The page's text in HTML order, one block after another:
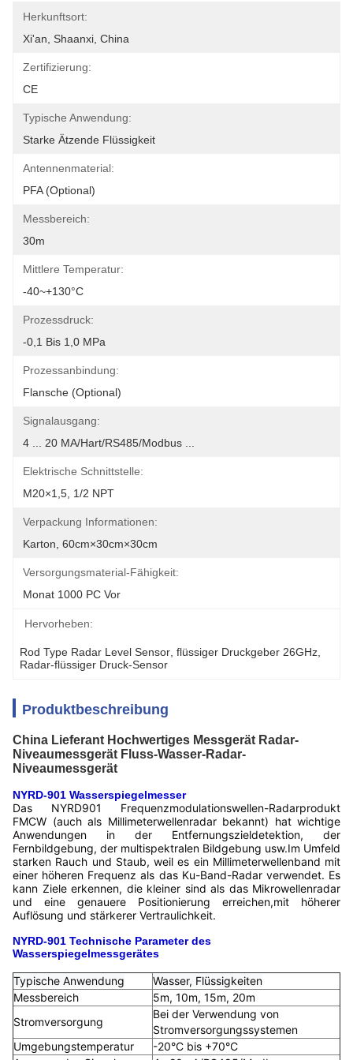
Herkunftsort:
Xi'an, Shaanxi, China
Zertifizierung:
CE
Typische Anwendung:
Starke Ätzende Flüssigkeit
Antennenmaterial:
PFA (optional)
Messbereich:
30m
Mittlere Temperatur:
-40~+130°C
Prozessdruck:
-0,1 Bis 1,0 MPa
Prozessanbindung:
Flansche (optional)
Signalausgang:
4 ... 20 MA/Hart/RS485/Modbus ...
Elektrische Schnittstelle:
M20×1,5, 1/2 NPT
Verpackung Informationen:
Karton, 60cm×30cm×30cm
Versorgungsmaterial-Fähigkeit:
Monat 1000 PC Vor
Hervorheben:
Rod Type Radar Level Sensor flüssiger Druckgeber 26GHz
Radar-flüssiger Druck-Sensor
Produktbeschreibung
China Lieferant Hochwertiges Messgerät Radar-
Niveaumessgerät Fluss-Wasser-Radar-
Niveaumessgerät
NYRD-901 Wasserspiegelmesser
Das NYRD901 Frequenzmodulationswellen-Radarprodukt
FMCW (auch als Millimeterwellenradar bekannt) hat wichtige
Anwendungen in der Entfernungszieldetektion, der
Fernbildgebung, der multispektralen Bildgebung usw.Im Umfeld
starken Rauch und Staub, weil es ein Millimeterwellenband mit
einer höheren Frequenz als das Ku-Band-Radar verwendet. Es
kann Ziele erkennen, die kleiner sind als das Mikrowellenradar
und eine genauere Positionierung erreichen,mit höherer
Auflösung und stärkerer Vertraulichkeit.
NYRD-901 Technische Parameter des
Wasserspiegelmessgerätes
Typische Anwendung
Wasser, Flüssigkeiten
Messbereich
5m, 10m, 15m, 20m
Stromversorgung
Bei der Verwendung von
Stromversorgungssystemen
Umgebungstemperatur
-20°C bis +70°C